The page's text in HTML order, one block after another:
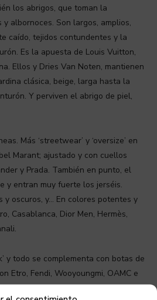
los abrigos, que toman la
albornoces. Son largos, amplios,
caído, tejidos contundentes y la
Es la apuesta de Louis Vuitton,
Ellos y Dries Van Noten, mantienen
clásica, beige, larga hasta la
Y perviven el abrigo de piel,
Más ‘streetwear’ y ‘oversize’ en
Marant; ajustado y con cuellos
y Prada. También en punto, el
y entran muy fuerte los jerséis.
y oscuros, y… En colores potentes y
Casablanca, Dior Men, Hermès,
y todo se complementa con botas de
Etro, Fendi, Wooyoungmi, OAMC e
estrella.